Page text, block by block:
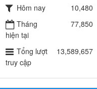
thành phố Bến Cát
pháp luật năm 2025 của
ngành Giáo dục và Đào tạo
thành phố Bến Cát
Ngày ban hành: 28/02/2025
Quyết định công bố thủ tục
Hôm nay
10,480
Tháng
hiện tại
77,850
Tổng lượt
truy cập
13,589,657